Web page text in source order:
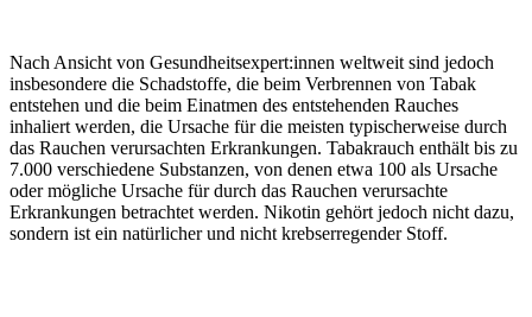
Nach Ansicht von Gesundheitsexpert:innen weltweit sind jedoch
insbesondere die Schadstoffe, die beim Verbrennen von Tabak
entstehen und die beim Einatmen des entstehenden Rauches
inhaliert werden, die Ursache für die meisten typischerweise durch
das Rauchen verursachten Erkrankungen. Tabakrauch enthält bis zu
7.000 verschiedene Substanzen, von denen etwa 100 als Ursache
oder mögliche Ursache für durch das Rauchen verursachte
Erkrankungen betrachtet werden. Nikotin gehört jedoch nicht dazu,
sondern ist ein natürlicher und nicht krebserregender Stoff.